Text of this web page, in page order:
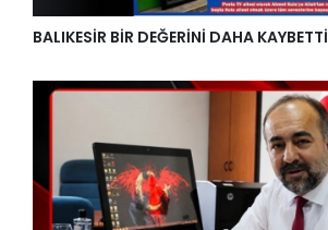
BALIKESİR BİR DEĞERİNİ DAHA KAYBETTİ